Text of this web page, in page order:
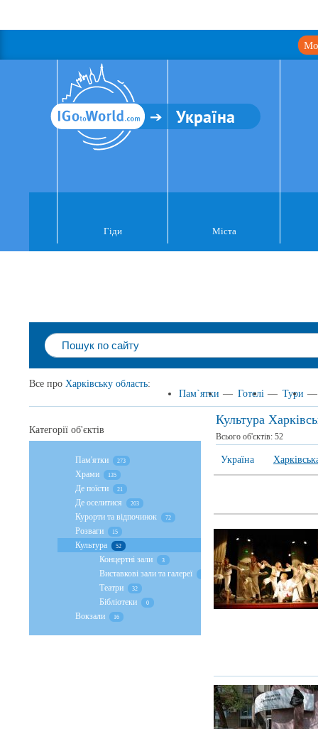
Україна
Гіди Міста
Все про Харківську область:
Пам`ятки — Готелі — Тури —
Культура
Всього об'єктів: 52
Україна
Категорії об'єктів
Пам'ятки 273
Храми 135
Де поїсти 21
Де оселитися 203
Курорти та відпочинок 72
Розваги 15
Культура 52
Концертні зали 3
Виставкові зали та галереї
Театри 32
Бібліотеки 0
Вокзали 16